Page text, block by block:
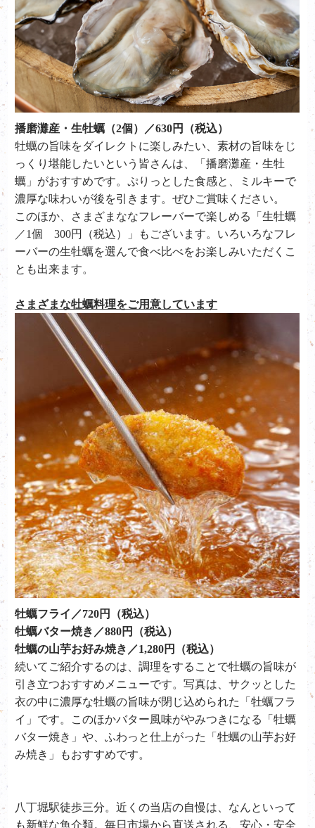
播磨灘産・生牡蠣（2個）／630円（税込）
牡蠣の旨味をダイレクトに楽しみたい、素材の旨味をじ
っくり堪能したいという皆さんは、「播磨灘産・生牡
蠣」がおすすめです。ぷりっとした食感と、ミルキーで
濃厚な味わいが後を引きます。ぜひご賞味ください。
このほか、さまざまななフレーバーで楽しめる「生牡蠣
／1個 300円（税込）」もございます。いろいろなフレ
ーバーの生牡蠣を選んで食べ比べをお楽しみいただくこ
とも出来ます。
さまざまな牡蠣料理をご用意しています
牡蠣フライ／720円（税込）
牡蠣バター焼き／880円（税込）
牡蠣の山芋お好み焼き／1,280円（税込）
続いてご紹介するのは、調理をすることで牡蠣の旨味が
引き立つおすすめメニューです。写真は、サクッとした
衣の中に濃厚な牡蠣の旨味が閉じ込められた「牡蠣フラ
イ」です。このほかバター風味がやみつきになる「牡蠣
バター焼き」や、ふわっと仕上がった「牡蠣の山芋お好
み焼き」もおすすめです。
八丁堀駅徒歩三分。近くの当店の自慢は、なんといって
も新鮮な魚介類。毎日市場から直送される、安心・安全